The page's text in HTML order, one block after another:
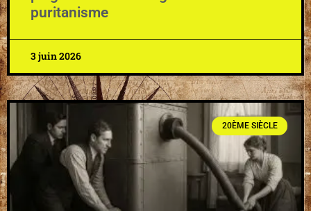
puritanisme
3 juin 2026
20ÈME SIÈCLE